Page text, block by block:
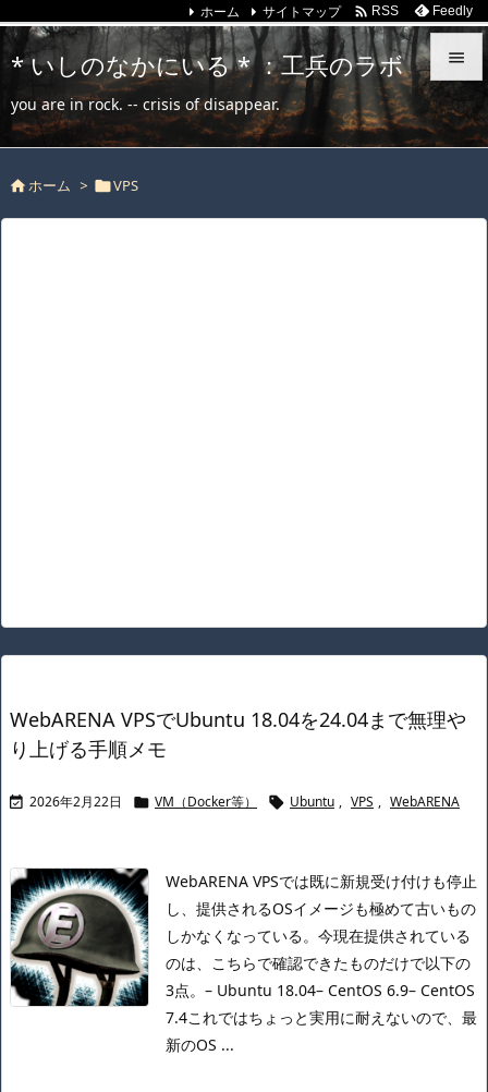
* いしのなかにいる * ：工兵のラボ
you are in rock. -- crisis of disappear.


メニュ

ホーム サイトマップ  RSS Feedly
ホーム > VPS
WebARENA VPSでUbuntu 18.04を24.04まで無理や
り上げる手順メモ
 2026年2月22日  VM（Docker等）  Ubuntu , VPS , WebARENA
WebARENA VPSでは既に新規受け付けも停止
し、提供されるOSイメージも極めて古いもの
しかなくなっている。 今現在提供されている
のは、こちらで確認できたものだけで以下の
3点。 – Ubuntu 18.04– CentOS 6.9– CentOS
7.4これではちょっと実用に耐えないので、最
新のOS ...